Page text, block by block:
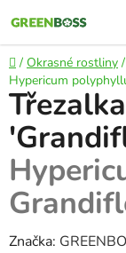
na
obsah
Domů
/ Okrasné rostliny /
Hypericum
Značka: